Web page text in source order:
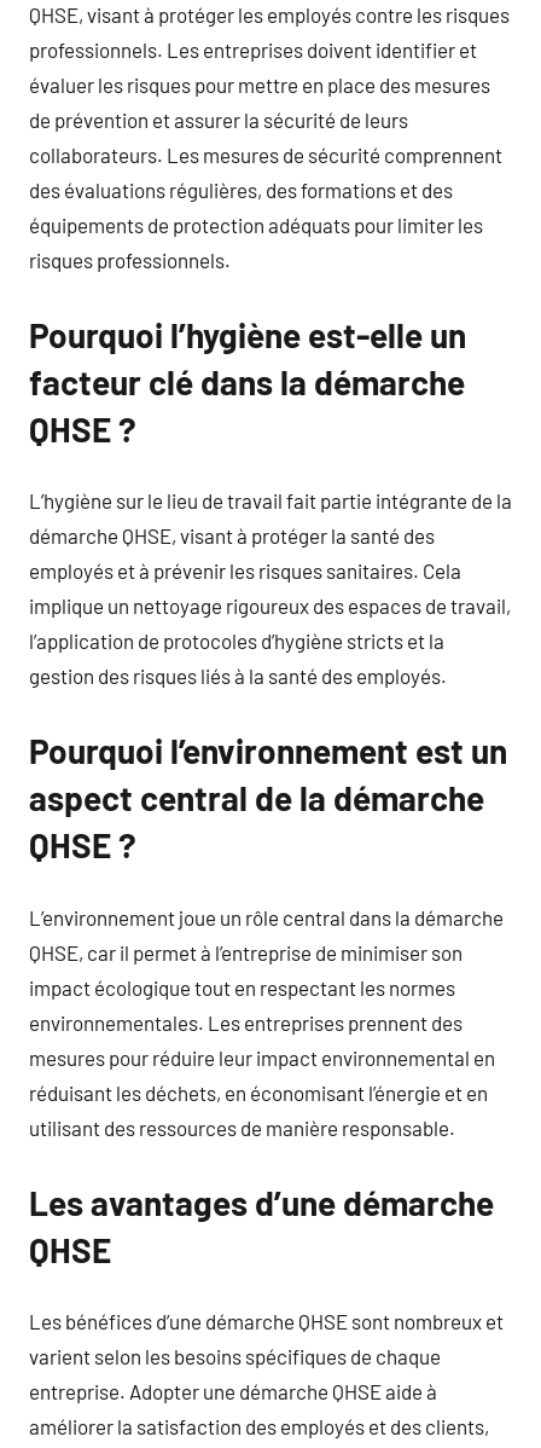
QHSE, visant à protéger les employés contre les risques
professionnels. Les entreprises doivent identifier et
évaluer les risques pour mettre en place des mesures
de prévention et assurer la sécurité de leurs
collaborateurs. Les mesures de sécurité comprennent
des évaluations régulières, des formations et des
équipements de protection adéquats pour limiter les
risques professionnels.
Pourquoi l’hygiène est-elle un
facteur clé dans la démarche
QHSE ?
L’hygiène sur le lieu de travail fait partie intégrante de la
démarche QHSE, visant à protéger la santé des
employés et à prévenir les risques sanitaires. Cela
implique un nettoyage rigoureux des espaces de travail,
l’application de protocoles d’hygiène stricts et la
gestion des risques liés à la santé des employés.
Pourquoi l’environnement est un
aspect central de la démarche
QHSE ?
L’environnement joue un rôle central dans la démarche
QHSE, car il permet à l’entreprise de minimiser son
impact écologique tout en respectant les normes
environnementales. Les entreprises prennent des
mesures pour réduire leur impact environnemental en
réduisant les déchets, en économisant l’énergie et en
utilisant des ressources de manière responsable.
Les avantages d’une démarche
QHSE
Les bénéfices d’une démarche QHSE sont nombreux et
varient selon les besoins spécifiques de chaque
entreprise. Adopter une démarche QHSE aide à
améliorer la satisfaction des employés et des clients,